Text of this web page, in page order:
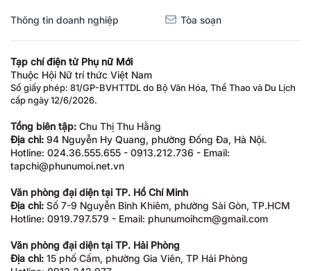
Thông tin doanh nghiệp Tòa soạn
Tạp chí điện tử Phụ nữ Mới
Thuộc Hội Nữ trí thức Việt Nam
Số giấy phép: 81/GP-BVHTTDL do Bộ Văn Hóa, Thể Thao và Du Lịch
cấp ngày 12/6/2026.
Tổng biên tập: Chu Thị Thu Hằng
Địa chỉ: 94 Nguyễn Hy Quang, phường Đống Đa, Hà Nội.
Hotline: 024.36.555.655 - 0913.212.736 - Email:
tapchi@phunumoi.net.vn
Văn phòng đại diện tại TP. Hồ Chí Minh
Địa chỉ: Số 7-9 Nguyễn Bỉnh Khiêm, phường Sài Gòn, TP.HCM
Hotline: 0919.797.579 - Email: phunumoihcm@gmail.com
Văn phòng đại diện tại TP. Hải Phòng
Địa chỉ: 15 phố Cấm, phường Gia Viên, TP Hải Phòng